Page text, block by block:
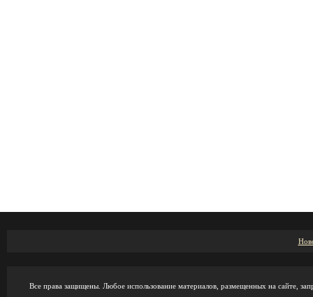
Все права защищены. Любое использование материалов, размещенных на сайте,